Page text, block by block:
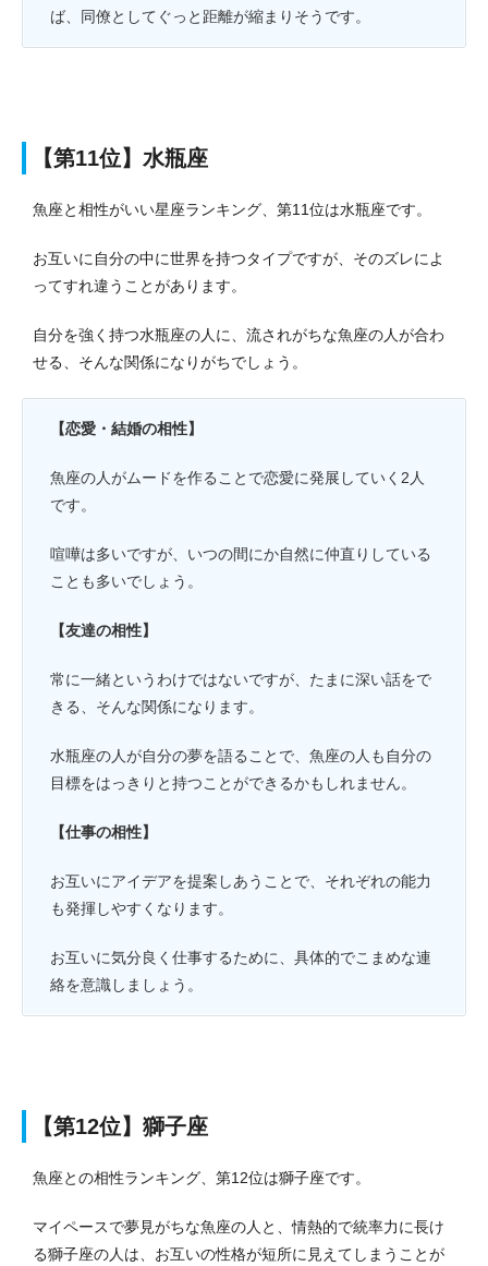
ば、同僚としてぐっと距離が縮まりそうです。
【第11位】水瓶座
魚座と相性がいい星座ランキング、第11位は水瓶座です。
お互いに自分の中に世界を持つタイプですが、そのズレによ
ってすれ違うことがあります。
自分を強く持つ水瓶座の人に、流されがちな魚座の人が合わ
せる、そんな関係になりがちでしょう。
【恋愛・結婚の相性】
魚座の人がムードを作ることで恋愛に発展していく2人
です。
喧嘩は多いですが、いつの間にか自然に仲直りしている
ことも多いでしょう。
【友達の相性】
常に一緒というわけではないですが、たまに深い話をで
きる、そんな関係になります。
水瓶座の人が自分の夢を語ることで、魚座の人も自分の
目標をはっきりと持つことができるかもしれません。
【仕事の相性】
お互いにアイデアを提案しあうことで、それぞれの能力
も発揮しやすくなります。
お互いに気分良く仕事するために、具体的でこまめな連
絡を意識しましょう。
【第12位】獅子座
魚座との相性ランキング、第12位は獅子座です。
マイペースで夢見がちな魚座の人と、情熱的で統率力に長け
る獅子座の人は、お互いの性格が短所に見えてしまうことが